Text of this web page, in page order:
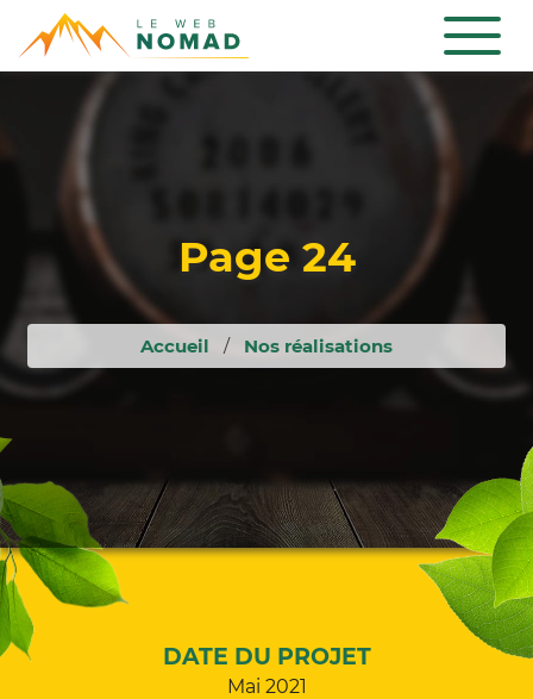
contenu
Page 24
Accueil Nos réalisations
DATE DU PROJET
Mai 2021